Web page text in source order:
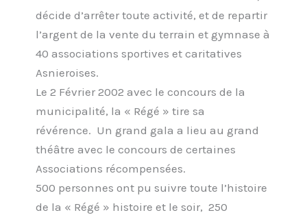
décide d’arrêter toute activité, et de repartir
l’argent de la vente du terrain et gymnase à
40 associations sportives et caritatives
Asnieroises.
Le 2 Février 2002 avec le concours de la
municipalité, la « Régé » tire sa
révérence. Un grand gala a lieu au grand
théâtre avec le concours de certaines
Associations récompensées.
500 personnes ont pu suivre toute l’histoire
de la « Régé » histoire et le soir, 250